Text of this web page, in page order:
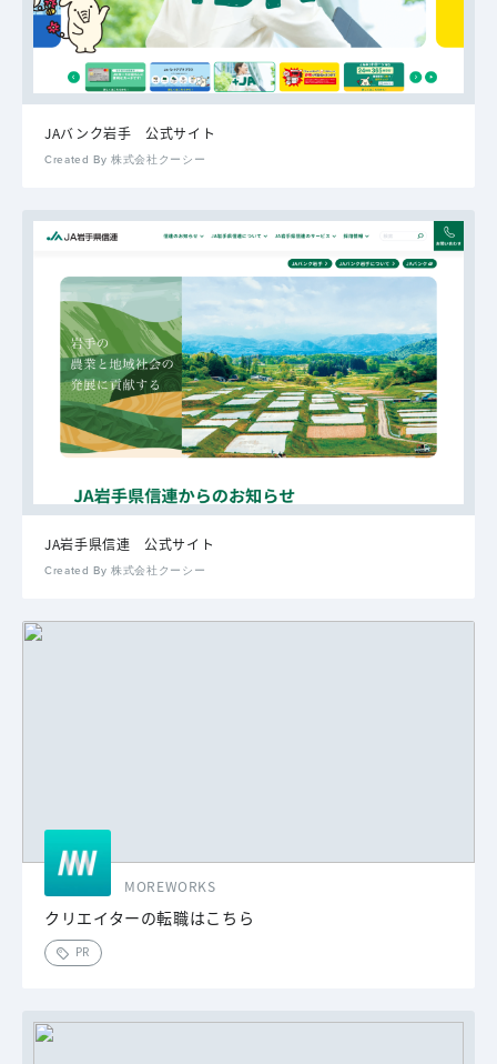
JAバンク岩手 公式サイト
Created By 株式会社クーシー
JA岩手県信連 公式サイト
Created By 株式会社クーシー
MOREWORKS
クリエイターの転職はこちら
PR